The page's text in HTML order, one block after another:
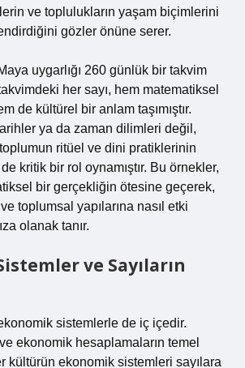
ve toplulukların yaşam biçimlerini
gözler önüne serer.
uygarlığı 260 günlük bir takvim
her sayı, hem matematiksel
de kültürel bir anlam taşımıştır.
ya da zaman dilimleri değil,
ritüel ve dini pratiklerinin
kritik bir rol oynamıştır. Bu örnekler,
bir gerçekliğin ötesine geçerek,
toplumsal yapılarına nasıl etki
olanak tanır.
ve Sayıların
sistemlerle de iç içedir.
ekonomik hesaplamaların temel
kültürün ekonomik sistemleri sayılara